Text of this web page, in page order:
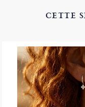
CETTE